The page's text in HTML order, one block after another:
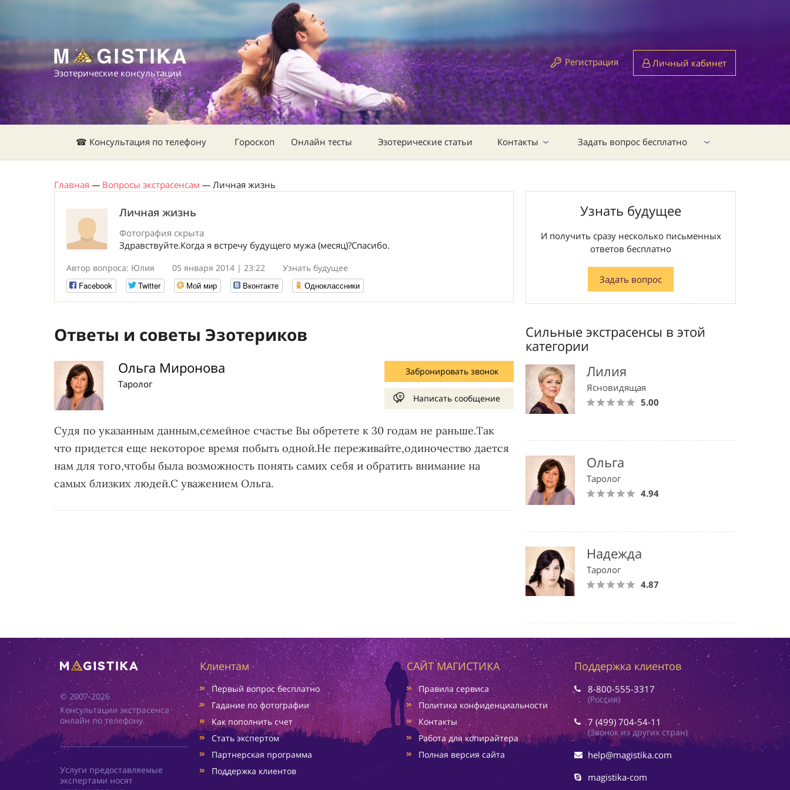
Эзотерические консультации
Регистрация Личный кабинет
☎ Консультация по телефону Гороскоп Онлайн тесты Эзотерические статьи Контакты Задать вопрос бесплатно
Главная — Вопросы экстрасенсам — Личная жизнь
Личная жизнь
Фотография скрыта
Здравствуйте.Когда я встречу будущего мужа (месяц)?Спасибо.
Автор вопроса: Юлия 05 января 2014 | 23:22
Узнать будущее
Facebook
Twitter Мой мир Вконтакте Одноклассники
Ответы и советы Эзотериков
Ольга Миронова
Таролог
Забронировать звонок
Написать сообщение
Судя по указанным данным,семейное счастье Вы обретете к 30 годам не раньше.Так
что придется еще некоторое время побыть одной.Не переживайте,одиночество дается
нам для того,чтобы была возможность понять самих себя и обратить внимание на
самых близких людей.С уважением Ольга.
Узнать будущее
И получить сразу несколько письменных
ответов бесплатно
Задать вопрос
Сильные экстрасенсы в этой
категории
Лилия
Ясновидящая
5.00
Ольга
Таролог
4.94
Надежда
Таролог
4.87
© 2007-2026
Консультации экстрасенса
онлайн по телефону.
Услуги предоставляемые
экспертами носят
Клиентам
Первый вопрос бесплатно
Гадание по фотографии
Как пополнить счет
Стать экспертом
Партнерская программа
Поддержка клиентов
САЙТ МАГИСТИКА
Правила сервиса
Политика конфиденциальности
Контакты
Работа для копирайтера
Полная версия сайта
Поддержка клиентов
8-800-555-3317
(Россия)
7 (499) 704-54-11
(Звонок из других стран)
help@magistika.com
magistika-com